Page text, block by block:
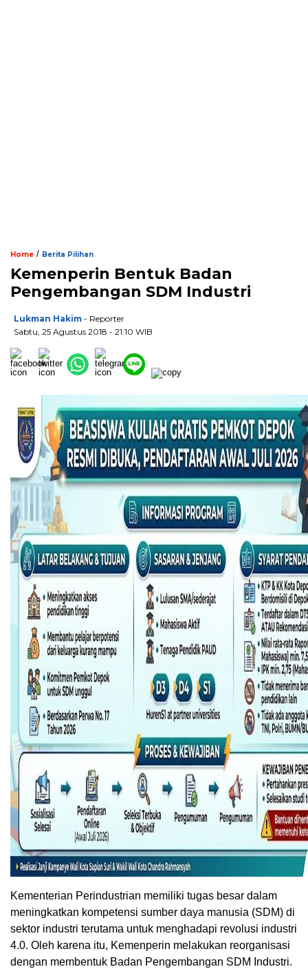
Home / Berita Pilihan
Kemenperin Bentuk Badan
Pengembangan SDM Industri
Lukman Hakim - Reporter
Sabtu, 25 Agustus 2018 - 21:10 WIB
Kementerian Perindustrian memiliki tugas besar dalam
meningkatkan kompetensi sumber daya manusia (SDM) di
sektor industri terutama untuk menghadapi revolusi industri
4.0. Oleh karena itu, Kemenperin melakukan reorganisasi
dengan membentuk Badan Pengembangan SDM Industri.